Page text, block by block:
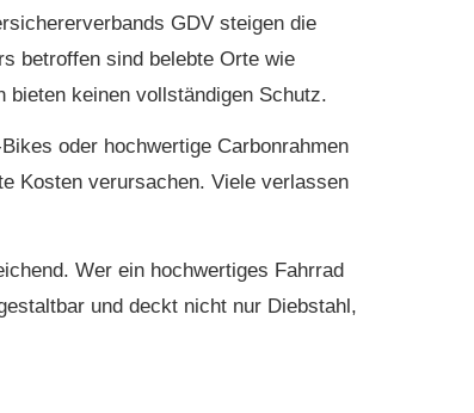
GDV steigen die
betroffen sind belebte Orte wie
bieten keinen vollständigen Schutz.
oder hochwertige Carbonrahmen
Kosten verursachen. Viele verlassen
Wer ein hochwertiges Fahrrad
und deckt nicht nur Diebstahl,